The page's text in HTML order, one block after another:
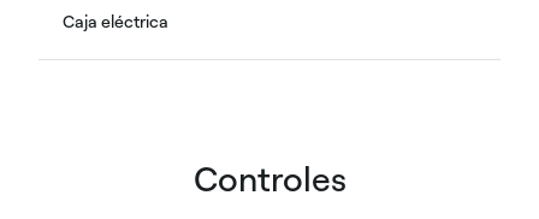
Caja eléctrica
Controles